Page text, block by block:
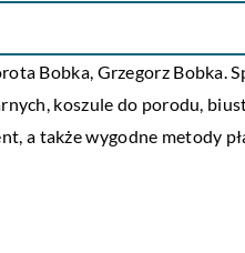
Bobka, Grzegorz Bobka.
koszule do porodu,
a także wygodne metody